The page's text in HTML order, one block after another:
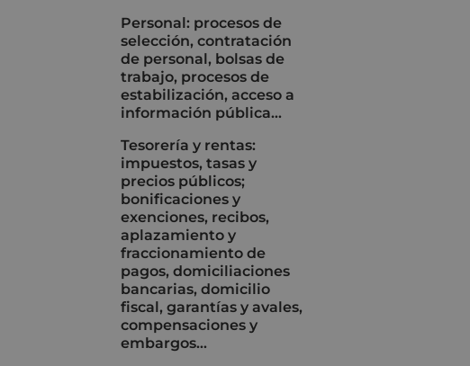
Personal: procesos de
selección, contratación
de personal, bolsas de
trabajo, procesos de
estabilización, acceso a
información pública…
Tesorería y rentas:
impuestos, tasas y
precios públicos;
bonificaciones y
exenciones, recibos,
aplazamiento y
fraccionamiento de
pagos, domiciliaciones
bancarias, domicilio
fiscal, garantías y avales,
compensaciones y
embargos…